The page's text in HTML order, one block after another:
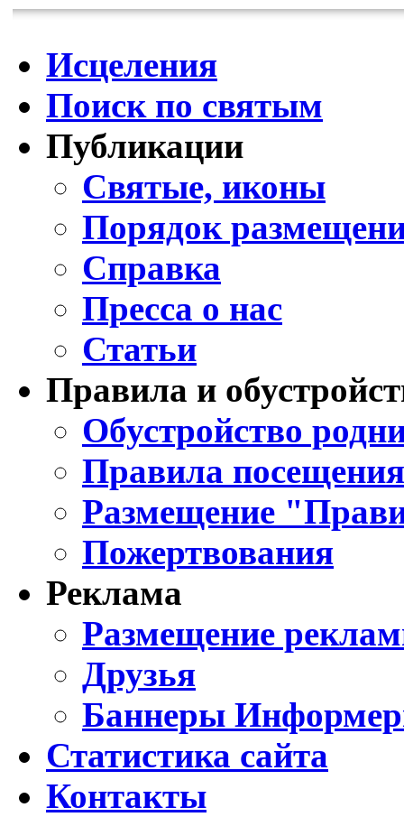
Исцеления
Поиск по святым
Публикации
Святые, иконы
Порядок
Справка
Пресса о нас
Статьи
Правила и
Обустройство
Правила
Размещение
Пожертвования
Реклама
Размещение
Друзья
Баннеры
Статистика сайта
Контакты